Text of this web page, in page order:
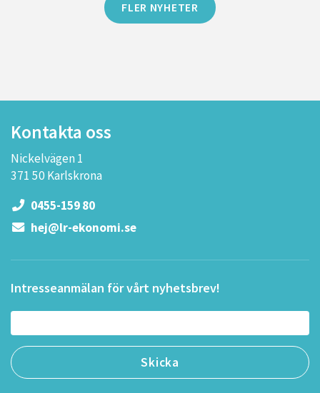
FLER NYHETER
Kontakta oss
Nickelvägen 1
371 50 Karlskrona
0455-159 80
hej@lr-ekonomi.se
Intresseanmälan för vårt nyhetsbrev!